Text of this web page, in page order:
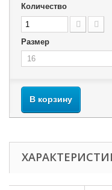
Количество
Размер
В корзину